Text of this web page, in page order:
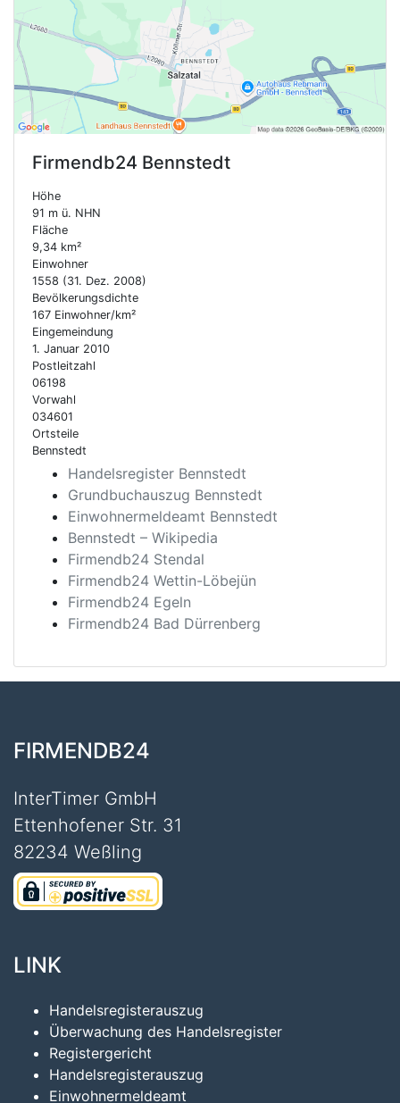
Firmendb24 Bennstedt
Höhe
91 m ü. NHN
Fläche
9,34 km²
Einwohner
1558 (31. Dez. 2008)
Bevölkerungsdichte
167 Einwohner/km²
Eingemeindung
1. Januar 2010
Postleitzahl
06198
Vorwahl
034601
Ortsteile
Bennstedt
Handelsregister Bennstedt
Grundbuchauszug Bennstedt
Einwohnermeldeamt Bennstedt
Bennstedt – Wikipedia
Firmendb24 Stendal
Firmendb24 Wettin-Löbejün
Firmendb24 Egeln
Firmendb24 Bad Dürrenberg
FIRMENDB24
InterTimer GmbH
Ettenhofener Str. 31
82234 Weßling
LINK
Handelsregisterauszug
Überwachung des Handelsregister
Registergericht
Handelsregisterauszug
Einwohnermeldeamt